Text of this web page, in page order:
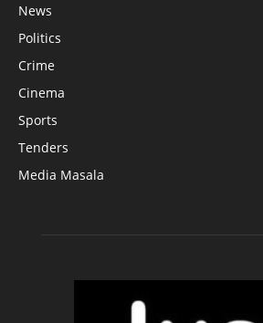
News
Politics
Crime
Cinema
Sports
Tenders
Media Masala